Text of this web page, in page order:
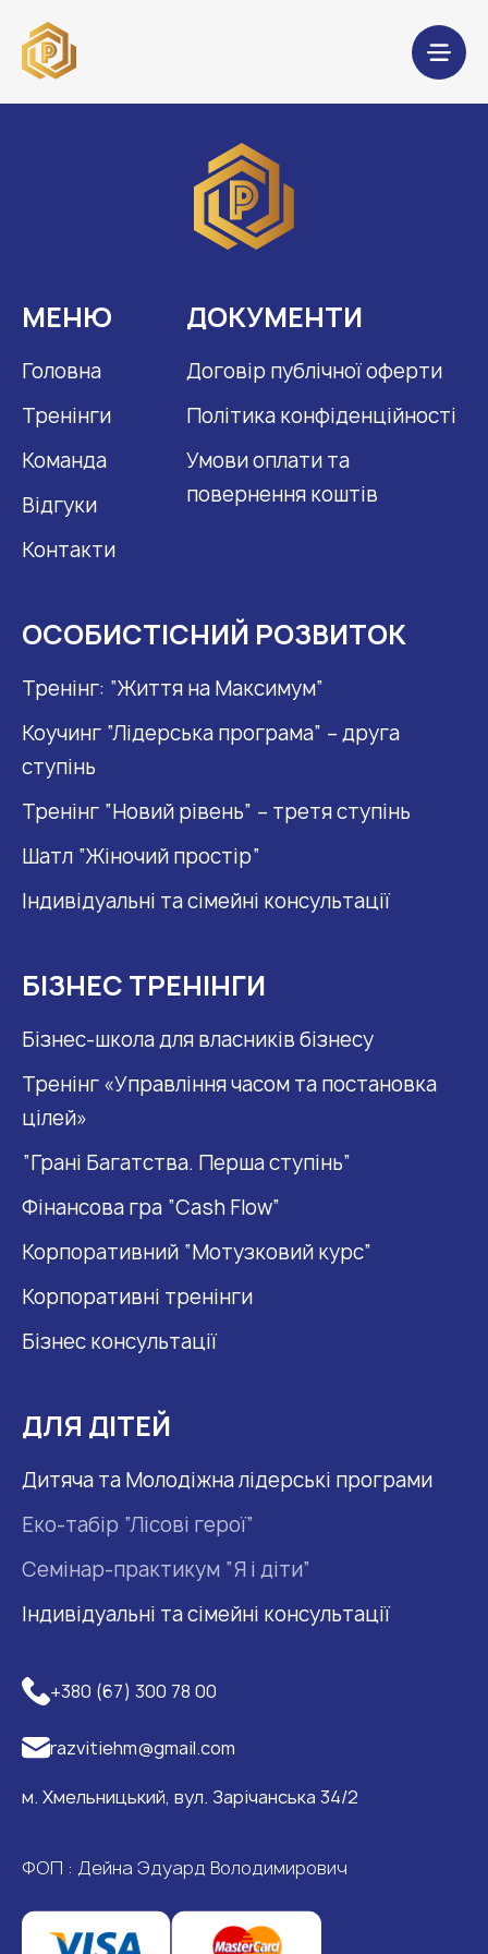
МЕНЮ
Головна
Тренінги
Команда
Відгуки
Контакти
ДОКУМЕНТИ
Договір публічної оферти
Політика конфіденційності
Умови оплати та
повернення коштів
ОСОБИСТІСНИЙ РОЗВИТОК
Тренінг: “Життя на Максимум”
Коучинг “Лідерська програма” – друга
ступінь
Тренінг “Новий рівень” – третя ступінь
Шатл “Жіночий простір“
Індивідуальні та сімейні консультації
БІЗНЕС ТРЕНІНГИ
Бізнес-школа для власників бізнесу
Тренінг «Управління часом та постановка
цілей»
“Грані Багатства. Перша ступінь”
Фінансова гра “Cash Flow”
Корпоративний “Мотузковий курс”
Корпоративні тренінги
Бізнес консультації
ДЛЯ ДІТЕЙ
Дитяча та Молодіжна лідерські програми
Еко-табір “Лісові герої”
Семінар-практикум “Я і діти”
Індивідуальні та сімейні консультації
+380 (67) 300 78 00
razvitiehm@gmail.com
м. Хмельницький, вул. Зарічанська 34/2
ФОП : Дейна Эдуард Володимирович